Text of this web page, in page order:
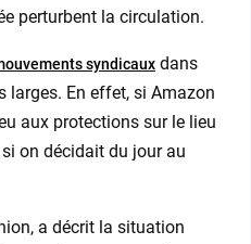
perturbent la circulation.
syndicauxdans
larges. En effet, si Amazon
aux protections sur le lieu
on décidait du jour au
a décrit la situation